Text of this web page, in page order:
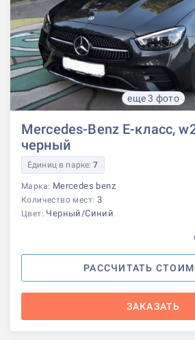
еще 3 фото
Mercedes-Benz E-класс,
черный
Единиц в парке:7
Марка: Mercedes benz
Количество мест: 3
Цвет: Черный/Синий
РАССЧИТАТЬ
ЗАКАЗАТЬ